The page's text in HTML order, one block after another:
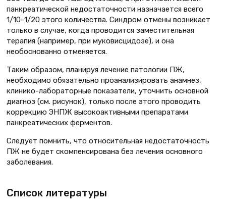
панкреатической недостаточности назначается всего
1/10–1/20 этого количества. Синдром отмены возникает
только в случае, когда проводится заместительная
терапия (например, при муковисцидозе), и она
необоснованно отменяется.
Таким образом, планируя лечение патологии ПЖ,
необходимо обязательно проанализировать анамнез,
клинико-лабораторные показатели, уточнить основной
диагноз (см. рисунок), только после этого проводить
коррекцию ЭНПЖ высокоактивными препаратами
панкреатических ферментов.
Следует помнить, что относительная недостаточность
ПЖ не будет скомпенсирована без лечения основного
заболевания.
Список литературы